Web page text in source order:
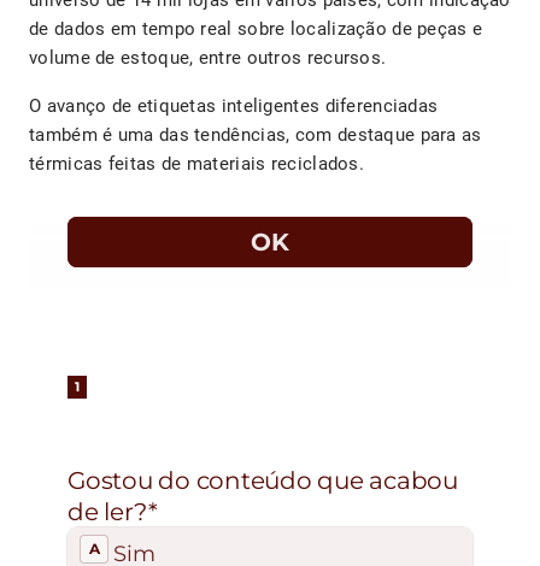
de dados em tempo real sobre localização de peças e
volume de estoque, entre outros recursos.
O avanço de etiquetas inteligentes diferenciadas
também é uma das tendências, com destaque para as
térmicas feitas de materiais reciclados.